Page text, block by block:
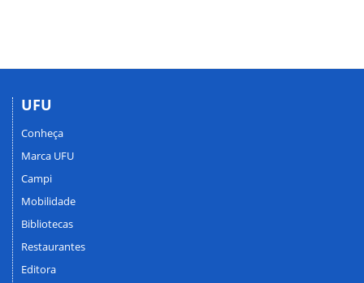
UFU
Conheça
Marca UFU
Campi
Mobilidade
Bibliotecas
Restaurantes
Editora